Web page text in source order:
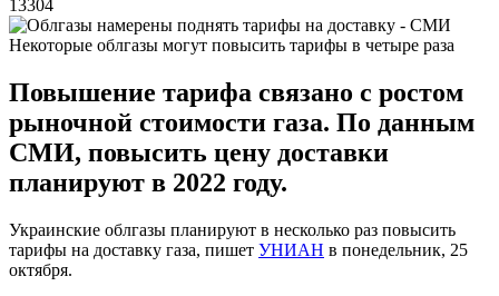
13304
Некоторые облгазы могут повысить тарифы в четыре раза
Повышение тарифа связано с ростом
рыночной стоимости газа. По данным
СМИ, повысить цену доставки
планируют в 2022 году.
Украинские облгазы планируют в несколько раз повысить
тарифы на доставку газа, пишет УНИАН в понедельник, 25
октября.